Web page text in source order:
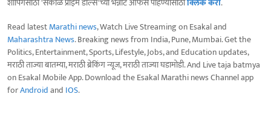
Read latestMarathi news, Watch Live Streaming on Esakal and
Maharashtra News. Breaking news from India, Pune, Mumbai. Get the
Politics, Entertainment, Sports, Lifestyle, Jobs, and Education updates,
मराठी ताज्या बातम्या, मराठी ब्रेकिंग न्यूज, मराठी ताज्या घडामोडी. And Live taja batmya
on Esakal Mobile App. Download the Esakal Marathi news Channel app
forAndroidand IOS.